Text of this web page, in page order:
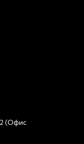
(Офис